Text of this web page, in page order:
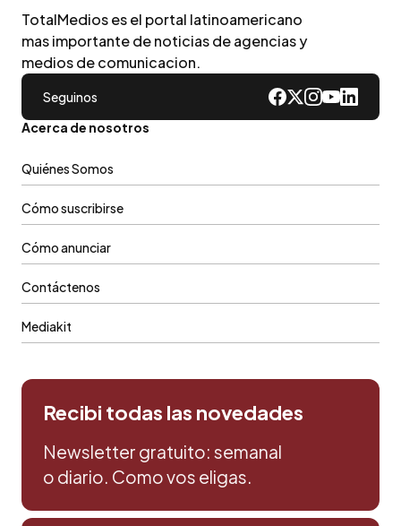
TotalMedios es el portal latinoamericano
mas importante de noticias de agencias y
medios de comunicacion.
Seguinos
Acerca de nosotros
Quiénes Somos
Cómo suscribirse
Cómo anunciar
Contáctenos
Mediakit
Recibi todas las novedades
Newsletter gratuito: semanal
o diario. Como vos eligas.